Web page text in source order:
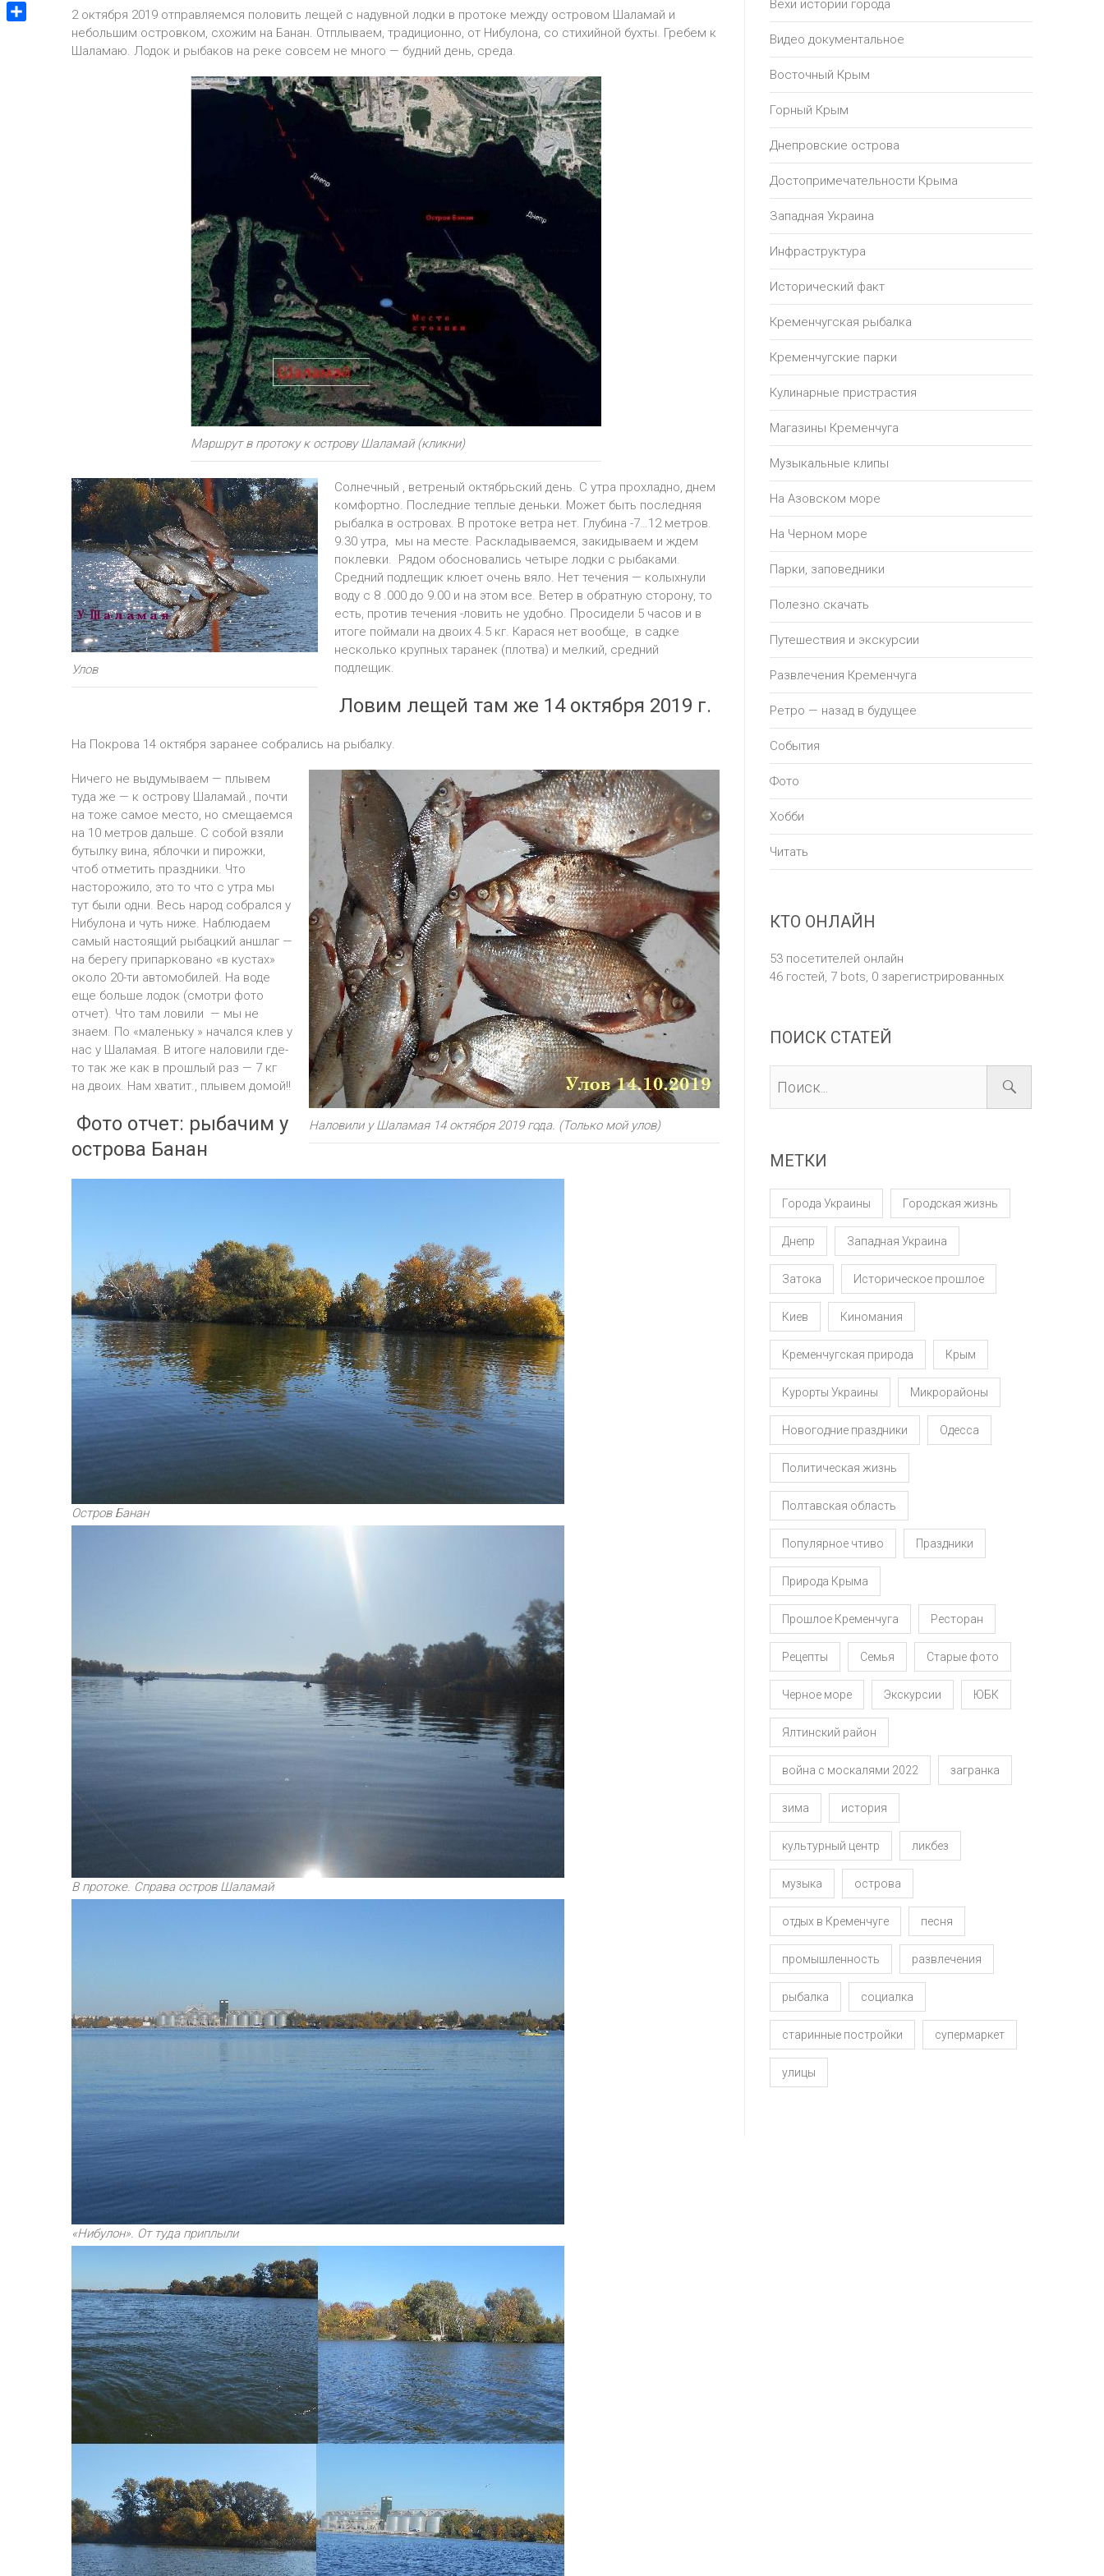
2 октября 2019 отправляемся половить лещей с надувной лодки в протоке между островом Шаламай и
небольшим островком, схожим на Банан. Отплываем, традиционно, от Нибулона, со стихийной бухты. Гребем к
Шаламаю. Лодок и рыбаков на реке совсем не много — будний день, среда.
Маршрут в протоку к острову Шаламай (кликни)
Улов
Солнечный , ветреный октябрьский день. С утра прохладно, днем
комфортно. Последние теплые деньки. Может быть последняя
рыбалка в островах. В протоке ветра нет. Глубина -7…12 метров.
9.30 утра, мы на месте. Раскладываемся, закидываем и ждем
поклевки. Рядом обосновались четыре лодки с рыбаками.
Средний подлещик клюет очень вяло. Нет течения — колыхнули
воду с 8 .000 до 9.00 и на этом все. Ветер в обратную сторону, то
есть, против течения -ловить не удобно. Просидели 5 часов и в
итоге поймали на двоих 4.5 кг. Карася нет вообще, в садке
несколько крупных таранек (плотва) и мелкий, средний
подлещик.
Ловим лещей там же 14 октября 2019 г.
На Покрова 14 октября заранее собрались на рыбалку.
Наловили у Шаламая 14 октября 2019 года. (Только мой улов)
Ничего не выдумываем — плывем
туда же — к острову Шаламай., почти
на тоже самое место, но смещаемся
на 10 метров дальше. С собой взяли
бутылку вина, яблочки и пирожки,
чтоб отметить праздники. Что
насторожило, это то что с утра мы
тут были одни. Весь народ собрался у
Нибулона и чуть ниже. Наблюдаем
самый настоящий рыбацкий аншлаг —
на берегу припарковано «в кустах»
около 20-ти автомобилей. На воде
еще больше лодок (смотри фото
отчет). Что там ловили — мы не
знаем. По «маленьку » начался клев у
нас у Шаламая. В итоге наловили где-
то так же как в прошлый раз — 7 кг
на двоих. Нам хватит., плывем домой!!
Фото отчет: рыбачим у
острова Банан
Остров Банан
В протоке. Справа остров Шаламай
«Нибулон». От туда приплыли
Вехи истории города
Видео документальное
Восточный Крым
Горный Крым
Днепровские острова
Достопримечательности Крыма
Западная Украина
Инфраструктура
Исторический факт
Кременчугская рыбалка
Кременчугские парки
Кулинарные пристрастия
Магазины Кременчуга
Музыкальные клипы
На Азовском море
На Черном море
Парки, заповедники
Полезно скачать
Путешествия и экскурсии
Развлечения Кременчуга
Ретро — назад в будущее
События
Фото
Хобби
Читать
КТО ОНЛАЙН
53 посетителей онлайн
46 гостей, 7 bots, 0 зарегистрированных
ПОИСК СТАТЕЙ
МЕТКИ
Города Украины Городская жизнь
Днепр Западная Украина
Затока Историческое прошлое
Киев Киномания
Кременчугская природа Крым
Курорты Украины Микрорайоны
Новогодние праздники Одесса
Политическая жизнь
Полтавская область
Популярное чтиво Праздники
Природа Крыма
Прошлое Кременчуга Ресторан
Рецепты Семья Старые фото
Черное море Экскурсии ЮБК
Ялтинский район
война с москалями 2022 загранка
зима история
культурный центр ликбез
музыка острова
отдых в Кременчуге песня
промышленность развлечения
рыбалка социалка
старинные постройки супермаркет
улицы
m
pg
v
V
i